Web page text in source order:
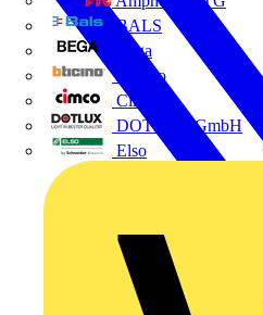
BALS
Bega
Bticino
Cimco
DOTLUX GmbH
Elso